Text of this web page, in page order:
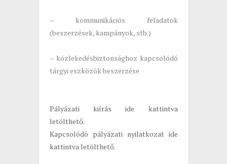
– kommunikációs feladatok
(beszerzések, kampányok, stb.)
– közlekedésbiztonsághoz kapcsolódó
tárgyi eszközök beszerzése
Pályázati kiírás ide kattintva
letölthető.
Kapcsolódó pályázati nyilatkozat ide
kattintva letölthető.